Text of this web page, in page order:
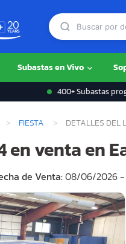
Subastas en Vivo
400+ Subastas
FIESTA DETALLES DEL
en venta en
de Venta:08/06/2026 -